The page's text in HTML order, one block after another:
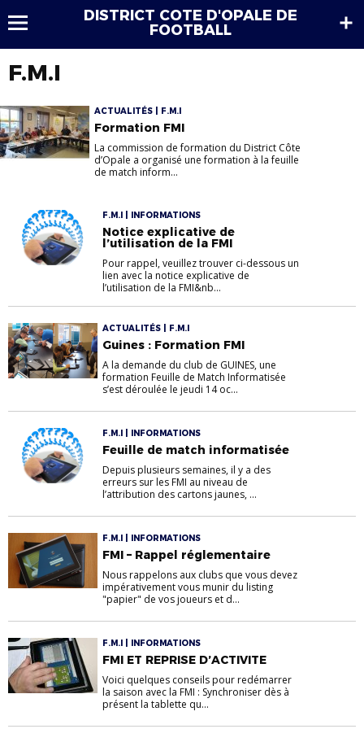
DISTRICT COTE D'OPALE DE
FOOTBALL
F.M.I
ACTUALITÉS | F.M.I
Formation FMI
La commission de formation du District Côte
d’Opale a organisé une formation à la feuille
de match inform...
F.M.I | INFORMATIONS
Notice explicative de
l’utilisation de la FMI
Pour rappel, veuillez trouver ci-dessous un
lien avec la notice explicative de
l’utilisation de la FMI&nb...
ACTUALITÉS | F.M.I
Guines : Formation FMI
A la demande du club de GUINES, une
formation Feuille de Match Informatisée
s’est déroulée le jeudi 14 oc...
F.M.I | INFORMATIONS
Feuille de match informatisée
Depuis plusieurs semaines, il y a des
erreurs sur les FMI au niveau de
l’attribution des cartons jaunes, ...
F.M.I | INFORMATIONS
FMI – Rappel réglementaire
Nous rappelons aux clubs que vous devez
impérativement vous munir du listing
"papier" de vos joueurs et d...
F.M.I | INFORMATIONS
FMI ET REPRISE D’ACTIVITE
Voici quelques conseils pour redémarrer
la saison avec la FMI : Synchroniser dès à
présent la tablette qu...